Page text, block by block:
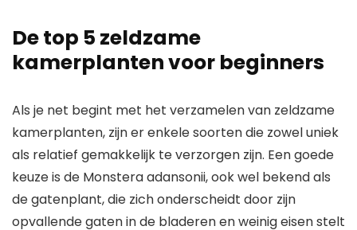
De top 5 zeldzame
kamerplanten voor beginners
Als je net begint met het verzamelen van zeldzame
kamerplanten, zijn er enkele soorten die zowel uniek
als relatief gemakkelijk te verzorgen zijn. Een goede
keuze is de Monstera adansonii, ook wel bekend als
de gatenplant, die zich onderscheidt door zijn
opvallende gaten in de bladeren en weinig eisen stelt